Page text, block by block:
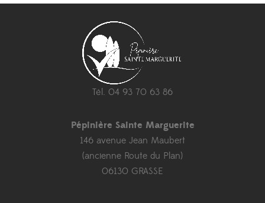
Tél. 04 93 70 63 86
Pépinière Sainte Marguerite
146 avenue Jean Maubert
(ancienne Route du Plan)
06130 GRASSE